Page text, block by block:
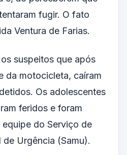
fugir. O fato
Ventura de Farias.
suspeitos que após
da motocicleta, caíram
Os adolescentes
feridos e foram
do Serviço de
Urgência (Samu).